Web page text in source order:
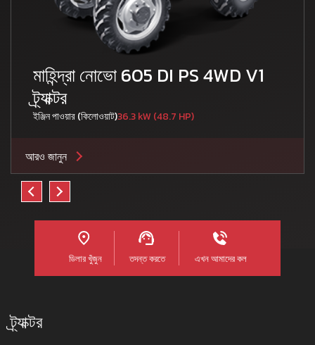
মাহিন্দ্রা নোভো 605 DI PS 4WD V1
ট্র্যাক্টর
ইঞ্জিন পাওয়ার (কিলোওয়াট)36.3 kW (48.7 HP)
আরও জানুন
ডিলার খুঁজুন তদন্ত করতে এখন আমাদের কল
ট্র্যাক্টর